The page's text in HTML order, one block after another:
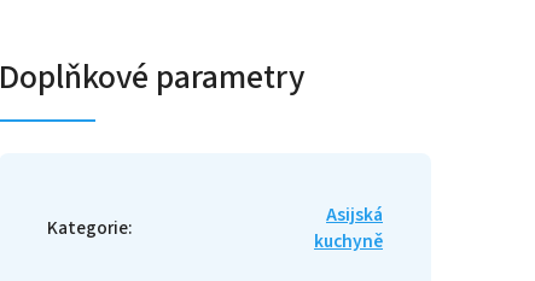
Doplňkové parametry
Kategorie:
Asijská
kuchyně